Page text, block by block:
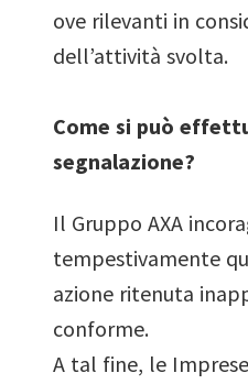
ove rilevanti in
dell’attività svolta.
Come si può
segnalazione?
Il Gruppo AXA
tempestivamente
azione ritenuta
conforme.
A tal fine, le